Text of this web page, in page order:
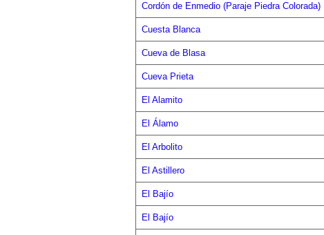
Cordón de Enmedio (Paraje Piedra Colorada)
Cuesta Blanca
Cueva de Blasa
Cueva Prieta
El Alamito
El Álamo
El Arbolito
El Astillero
El Bajío
El Bajío